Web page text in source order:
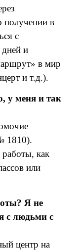
получении в
с
дней и
в мир
и т.д.).
у меня и так
1810).
работы, как
или
Я не
с людьми с
центр на